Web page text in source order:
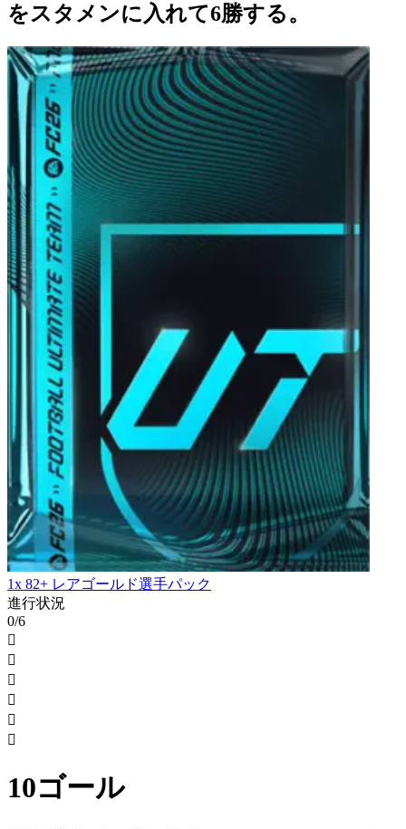
をスタメンに入れて6勝する。
1x 82+ レアゴールド選手パック
進行状況
0/6






10ゴール